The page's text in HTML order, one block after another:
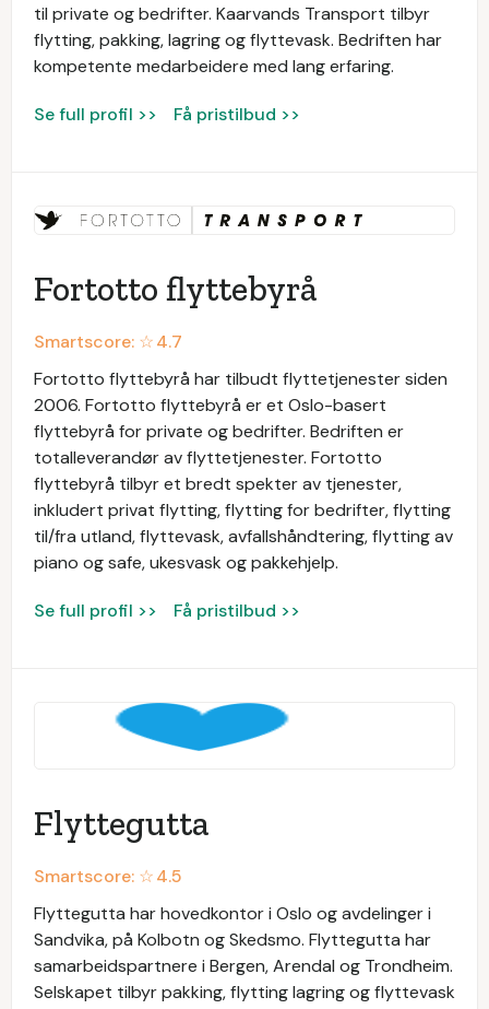
til private og bedrifter. Kaarvands Transport tilbyr
flytting, pakking, lagring og flyttevask. Bedriften har
kompetente medarbeidere med lang erfaring.
Se full profil >> Få pristilbud >>
Fortotto flyttebyrå
Smartscore: ☆4.7
Fortotto flyttebyrå har tilbudt flyttetjenester siden
2006. Fortotto flyttebyrå er et Oslo-basert
flyttebyrå for private og bedrifter. Bedriften er
totalleverandør av flyttetjenester. Fortotto
flyttebyrå tilbyr et bredt spekter av tjenester,
inkludert privat flytting, flytting for bedrifter, flytting
til/fra utland, flyttevask, avfallshåndtering, flytting av
piano og safe, ukesvask og pakkehjelp.
Se full profil >> Få pristilbud >>
Flyttegutta
Smartscore: ☆4.5
Flyttegutta har hovedkontor i Oslo og avdelinger i
Sandvika, på Kolbotn og Skedsmo. Flyttegutta har
samarbeidspartnere i Bergen, Arendal og Trondheim.
Selskapet tilbyr pakking, flytting lagring og flyttevask